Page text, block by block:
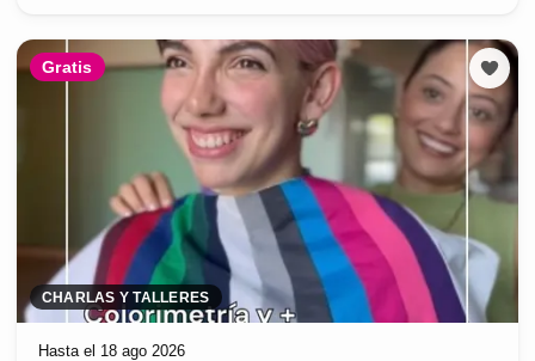
Gratis
CHARLAS Y TALLERES
Hasta el 18 ago 2026